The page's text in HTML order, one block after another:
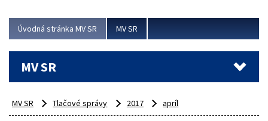
Úvodná stránka MV SR MV SR
MV SR
MV SR Tlačové správy 2017 apríl